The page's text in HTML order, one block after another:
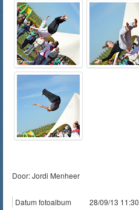
Door: Jordi Menheer
Datum fotoalbum
28/09/13 11:30